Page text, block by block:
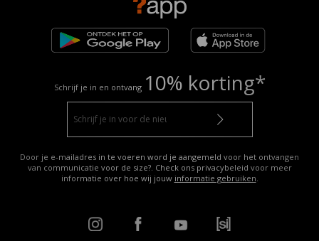
Schrijf je in en ontvang 10% korting*
Door je e-mailadres in te voeren word je aangemeld voor het ontvangen
van communicatie voor de size?. Check ons privacybeleid voor meer
informatie over hoe wij jouw informatie gebruiken